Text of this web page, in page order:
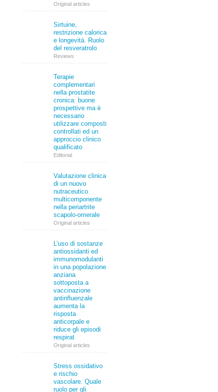
Original articles
Sirtuine,
restrizione calorica
e longevità. Ruolo
del resveratrolo
Reviews
Terapie
complementari
nella prostatite
cronica: buone
prospettive ma è
necessario
utilizzare composti
controllati ed un
approccio clinico
qualificato
Editorial
Valutazione clinica
di un nuovo
nutraceutico
multicomponente
nella periartrite
scapolo-omerale
Original articles
L’uso di sostanze
antiossidanti ed
immunomodulanti
in una popolazione
anziana
sottoposta a
vaccinazione
antinfluenzale
aumenta la
risposta
anticorpale e
riduce gli episodi
respirat
Original articles
Stress ossidativo
e rischio
vascolare. Quale
ruolo per gli